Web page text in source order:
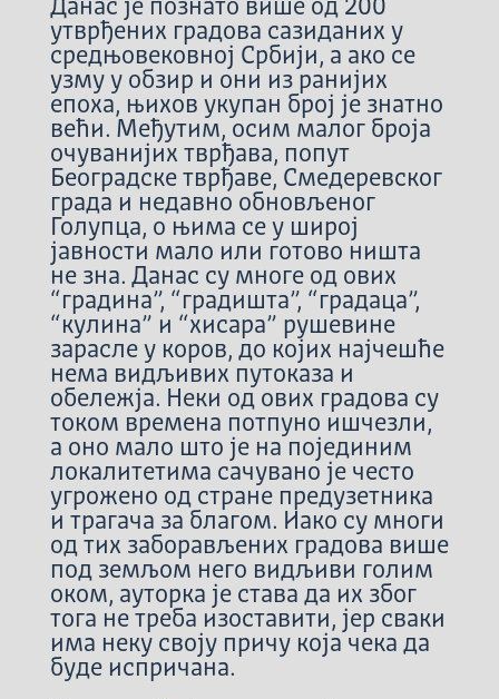
Данас је познато више од 200
утврђених градова сазиданих у
средњовековној Србији, а ако се
узму у обзир и они из ранијих
епоха, њихов укупан број је знатно
већи. Међутим, осим малог броја
очуванијих тврђава, попут
Београдске тврђаве, Смедеревског
града и недавно обновљеног
Голупца, о њима се у широј
јавности мало или готово ништа
не зна. Данас су многе од ових
“градина”, “градишта”, “градаца”,
“кулина” и “хисара” рушевине
зарасле у коров, до којих најчешће
нема видљивих путоказа и
обележја. Неки од ових градова су
током времена потпуно ишчезли,
а оно мало што је на појединим
локалитетима сачувано је често
угрожено од стране предузетника
и трагача за благом. Иако су многи
од тих заборављених градова више
под земљом него видљиви голим
оком, ауторка је става да их због
тога не треба изоставити, јер сваки
има неку своју причу која чека да
буде испричана.